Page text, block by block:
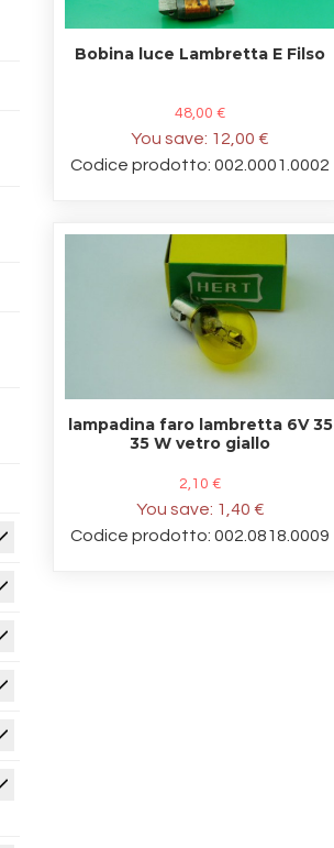
Bobina luce Lambretta E Filso
48,00 €
You save: 12,00 €
Codice prodotto: 002.0001.0002
lampadina faro lambretta 6V 35
35 W vetro giallo
2,10 €
You save: 1,40 €
Codice prodotto: 002.0818.0009